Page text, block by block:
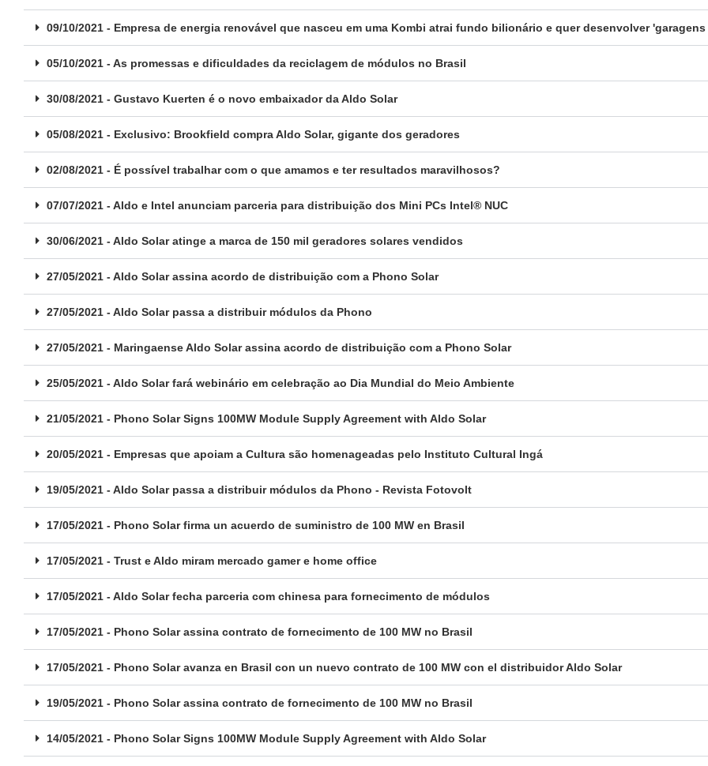
09/10/2021 - Empresa de energia renovável que nasceu em uma Kombi atrai fundo bilionário e quer desenvolver
05/10/2021 - As promessas e dificuldades da reciclagem de módulos no Brasil
30/08/2021 - Gustavo Kuerten é o novo embaixador da Aldo Solar
05/08/2021 - Exclusivo: Brookfield compra Aldo Solar, gigante dos geradores
02/08/2021 - É possível trabalhar com o que amamos e ter resultados maravilhosos?
07/07/2021 - Aldo e Intel anunciam parceria para distribuição dos Mini PCs Intel® NUC
30/06/2021 - Aldo Solar atinge a marca de 150 mil geradores solares vendidos
27/05/2021 - Aldo Solar assina acordo de distribuição com a Phono Solar
27/05/2021 - Aldo Solar passa a distribuir módulos da Phono
27/05/2021 - Maringaense Aldo Solar assina acordo de distribuição com a Phono Solar
25/05/2021 - Aldo Solar fará webinário em celebração ao Dia Mundial do Meio Ambiente
21/05/2021 - Phono Solar Signs 100MW Module Supply Agreement with Aldo Solar
20/05/2021 - Empresas que apoiam a Cultura são homenageadas pelo Instituto Cultural Ingá
19/05/2021 - Aldo Solar passa a distribuir módulos da Phono - Revista Fotovolt
17/05/2021 - Phono Solar firma un acuerdo de suministro de 100 MW en Brasil
17/05/2021 - Trust e Aldo miram mercado gamer e home office
17/05/2021 - Aldo Solar fecha parceria com chinesa para fornecimento de módulos
17/05/2021 - Phono Solar assina contrato de fornecimento de 100 MW no Brasil
17/05/2021 - Phono Solar avanza en Brasil con un nuevo contrato de 100 MW con el distribuidor Aldo Solar
19/05/2021 - Phono Solar assina contrato de fornecimento de 100 MW no Brasil
14/05/2021 - Phono Solar Signs 100MW Module Supply Agreement with Aldo Solar